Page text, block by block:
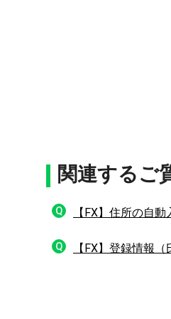
関連するご
Q 【FX】住所の自
Q 【FX】登録情報